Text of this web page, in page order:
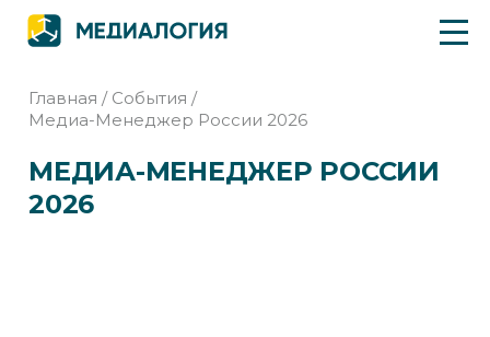
Главная / События /
Медиа-Менеджер России 2026
МЕДИА-МЕНЕДЖЕР РОССИИ
2026